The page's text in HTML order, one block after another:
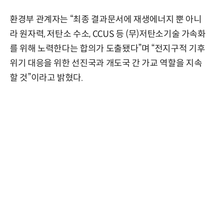
환경부 관계자는 “최종 결과문서에 재생에너지 뿐 아니
라 원자력, 저탄소 수소, CCUS 등 (무)저탄소기술 가속화
를 위해 노력한다는 합의가 도출됐다”며 “전지구적 기후
위기 대응을 위한 선진국과 개도국 간 가교 역할을 지속
할 것”이라고 밝혔다.